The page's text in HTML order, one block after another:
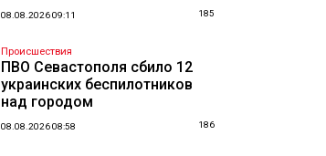
08.08.2026 09:11 185
Происшествия
ПВО Севастополя сбило 12
украинских беспилотников
над городом
08.08.2026 08:58 186